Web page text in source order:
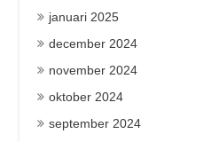
januari 2025
december 2024
november 2024
oktober 2024
september 2024